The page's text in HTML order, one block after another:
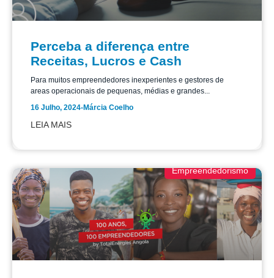
Perceba a diferença entre
Receitas, Lucros e Cash
Para muitos empreendedores inexperientes e gestores de
areas operacionais de pequenas, médias e grandes...
16 Julho, 2024-Márcia Coelho
LEIA MAIS
Empreendedorismo